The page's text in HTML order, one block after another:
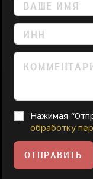
Нажимая
обработку
ОТПРАВИТЬ